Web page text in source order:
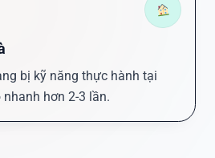
bị kỹ năng thực hành tại
hơn 2-3 lần.